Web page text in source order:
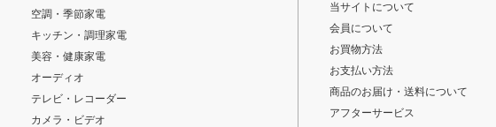
空調・季節家電
キッチン・調理家電
美容・健康家電
オーディオ
テレビ・レコーダー
カメラ・ビデオ
当サイトについて
会員について
お買物方法
お支払い方法
商品のお届け・送料について
アフターサービス